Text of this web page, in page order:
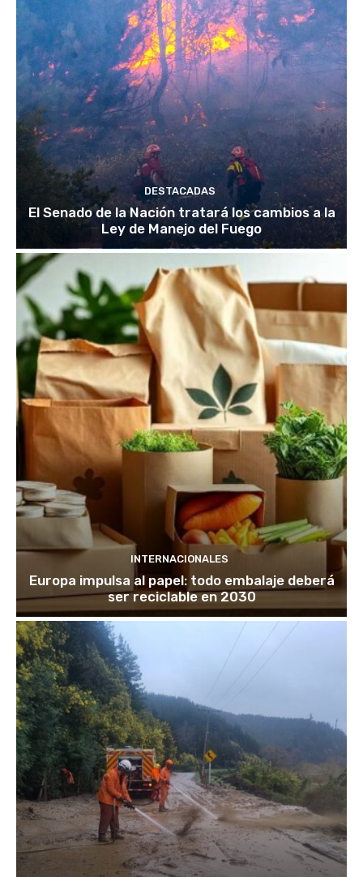
DESTACADAS
El Senado de la Nación tratará los cambios a la
Ley de Manejo del Fuego
INTERNACIONALES
Europa impulsa al papel: todo embalaje deberá
ser reciclable en 2030